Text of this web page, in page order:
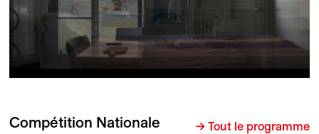
Compétition Nationale → Tout le programme